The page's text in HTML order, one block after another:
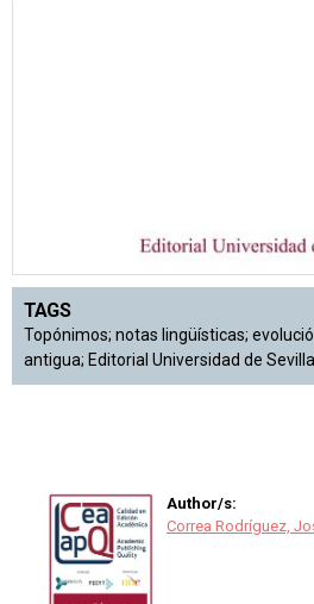
TAGS
Topónimos; notas lingüísticas;
antigua; Editorial Universidad de Sevilla
Author/s:
Correa Rodríguez,